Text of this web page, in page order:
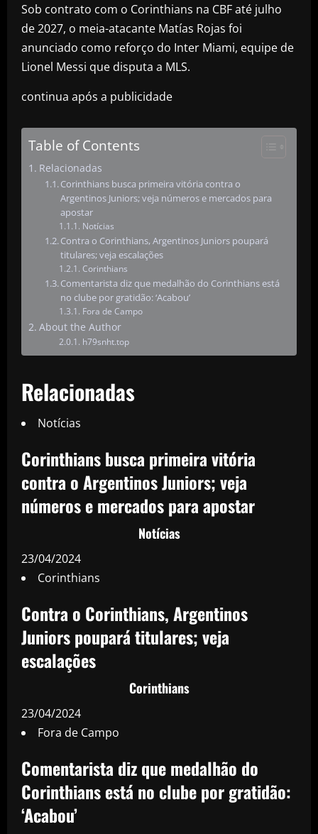
Sob contrato com o Corinthians na CBF até julho
de 2027, o meia-atacante Matías Rojas foi
anunciado como reforço do Inter Miami, equipe de
Lionel Messi que disputa a MLS.
continua após a publicidade
Table of Contents
Relacionadas
Corinthians busca primeira vitória contra o
Argentinos Juniors; veja números e mercados para
apostar
Notícias
Contra o Corinthians, Argentinos Juniors poupará
titulares; veja escalações
Corinthians
Comentarista diz que medalhão do Corinthians está
no clube por gratidão: ‘Acabou’
Fora de Campo
About the Author
h79snht.top
Relacionadas
Notícias
Corinthians busca primeira vitória
contra o Argentinos Juniors; veja
números e mercados para apostar
Notícias
23/04/2024
Corinthians
Contra o Corinthians, Argentinos
Juniors poupará titulares; veja
escalações
Corinthians
23/04/2024
Fora de Campo
Comentarista diz que medalhão do
Corinthians está no clube por gratidão:
‘Acabou’